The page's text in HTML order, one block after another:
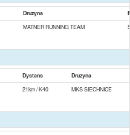
Druzyna
MATNER RUNNING TEAM
Dystans
Druzyna
21km / K40 MKS SIECHNICE